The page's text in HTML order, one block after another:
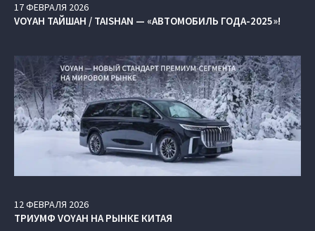
17ФЕВРАЛЯ 2026
VOYAH ТАЙШАН / TAISHAN — «АВТОМОБИЛЬ ГОДА-2025»!
12ФЕВРАЛЯ 2026
ТРИУМФ VOYAH НА РЫНКЕ КИТАЯ